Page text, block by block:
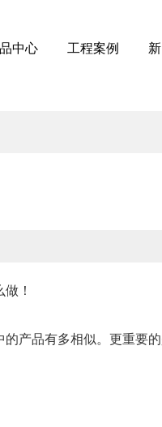
中心 工程案例
！
产品有多相似。更重要